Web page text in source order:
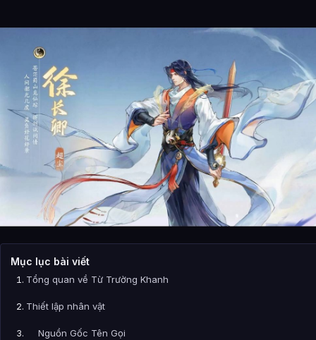
Mục lục bài viết
Tổng quan về Từ Trường Khanh
Thiết lập nhân vật
Nguồn Gốc Tên Gọi